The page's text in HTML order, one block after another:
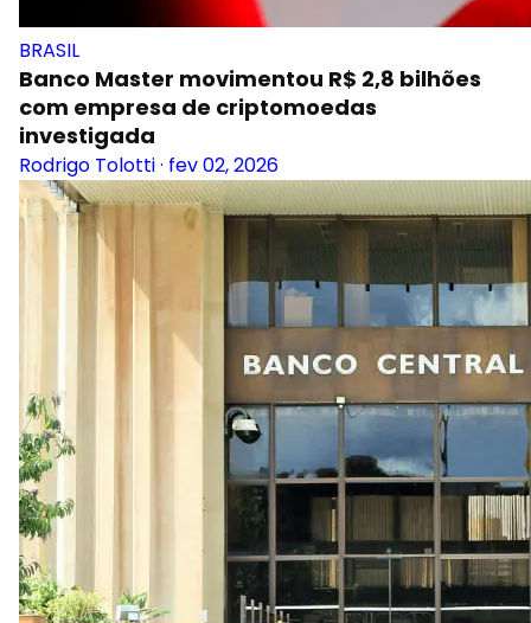
BRASIL
Banco Master movimentou R$ 2,8 bilhões
com empresa de criptomoedas
investigada
Rodrigo Tolotti· fev 02, 2026